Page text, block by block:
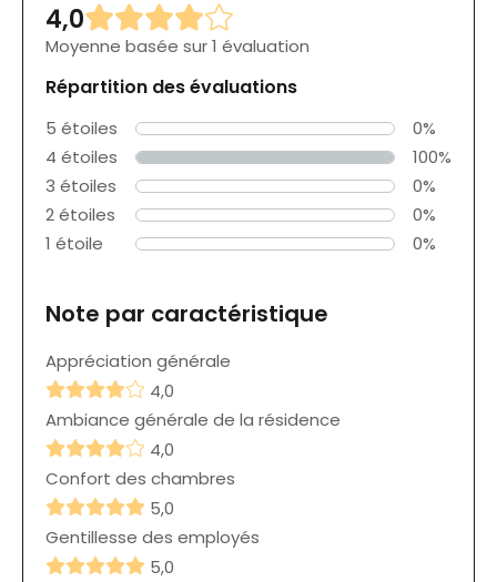
4,0
Moyenne basée sur 1 évaluation
Répartition des évaluations
5 étoiles
0%
4 étoiles
100%
3 étoiles
0%
2 étoiles
0%
1 étoile
0%
Note par caractéristique
Appréciation générale
4,0
Ambiance générale de la résidence
4,0
Confort des chambres
5,0
Gentillesse des employés
5,0